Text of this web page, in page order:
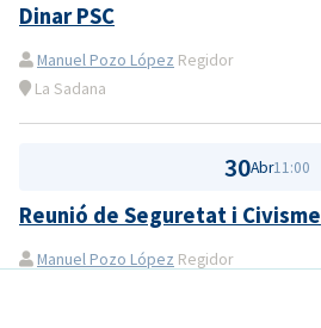
Dinar PSC
Manuel Pozo López Regidor
La Sadana
30Abr11:00
Reunió de Seguretat i Civisme
Manuel Pozo López Regidor